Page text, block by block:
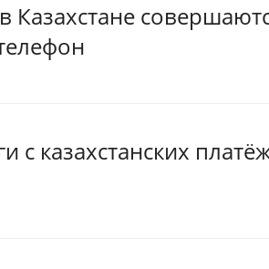
Казахстане
с казахстанских